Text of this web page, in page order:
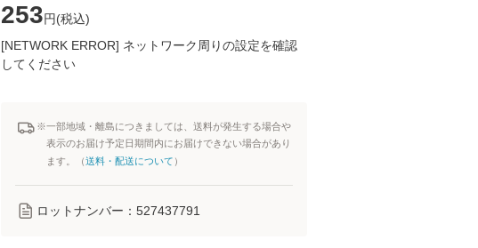
253円(税込)
[NETWORK ERROR] ネットワーク周りの設定を確認
してください
※一部地域・離島につきましては、送料が発生する場合や
表示のお届け予定日期間内にお届けできない場合があり
ます。（送料・配送について ）
ロットナンバー： 527437791